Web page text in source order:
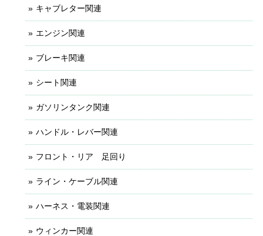
キャブレター関連
エンジン関連
ブレーキ関連
シート関連
ガソリンタンク関連
ハンドル・レバー関連
フロント・リア 足回り
ライン・ケーブル関連
ハーネス・電装関連
ウィンカー関連